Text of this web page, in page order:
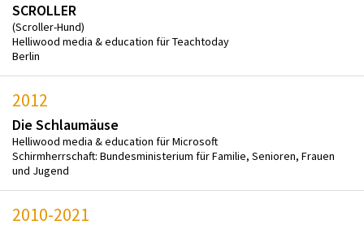
SCROLLER
(Scroller-Hund)
Helliwood media & education für Teachtoday
Berlin
2012
Die Schlaumäuse
Helliwood media & education für Microsoft
Schirmherrschaft: Bundesministerium für Familie, Senioren, Frauen
und Jugend
2010-2021